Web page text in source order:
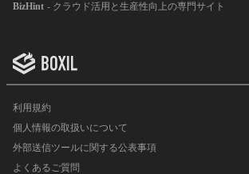
BizHint - クラウド活用と生産性向上の専門サイト
利用規約
個人情報の取扱いについて
外部送信ツールに関する公表事項
よくあるご質問